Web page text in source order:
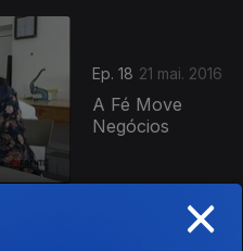
Ep. 18 21 mai. 2016
A Fé Move
Negócios
×